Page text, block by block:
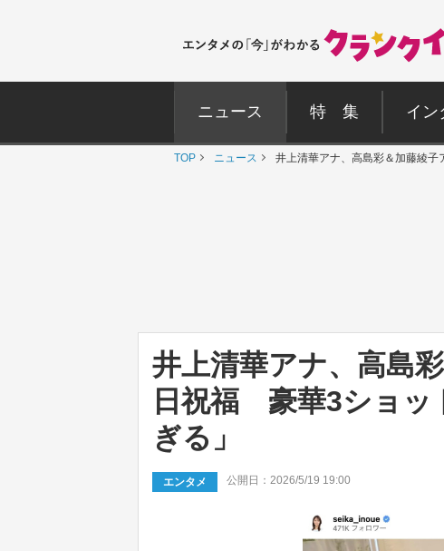
ニュース 特 集 イン
TOP ニュース 井上清華アナ、高島彩＆加藤綾
井上清華アナ、高島
日祝福 豪華3ショッ
ぎる」
エンタメ 公開日：2026/5/19 19:00